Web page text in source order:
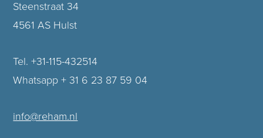
Steenstraat 34
4561 AS Hulst
Tel. +31-115-432514
Whatsapp + 31 6 23 87 59 04
info@reham.nl